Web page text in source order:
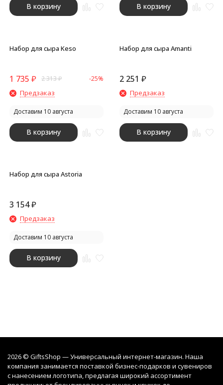
В корзину В корзину
Набор для сыра Keso
1 735 ₽ 2 313₽ -25%
Предзаказ
Доставим 10 августа
В корзину
Набор для сыра Amanti
2 251 ₽
Предзаказ
Доставим 10 августа
В корзину
Набор для сыра Astoria
3 154₽
Предзаказ
Доставим 10 августа
В корзину
2026 © GiftsShop — Универсальный интернет-магазин. Наша
компания занимается поставкой бизнес-подарков и сувениров
с нанесением логотипа, предлагая широкий ассортимент